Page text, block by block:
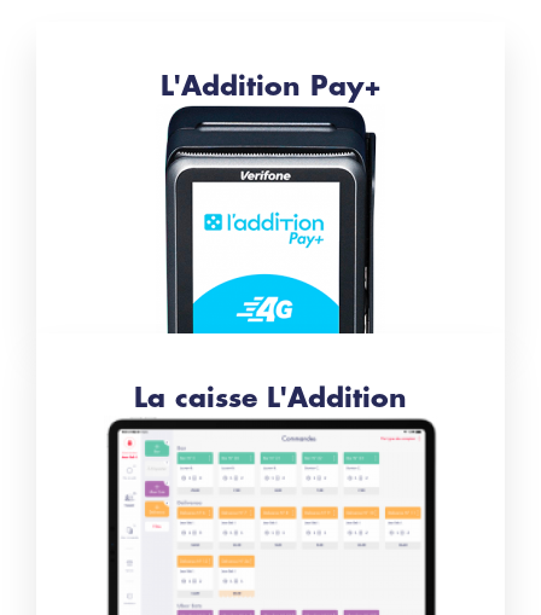
L'Addition Pay+
La caisse L'Addition